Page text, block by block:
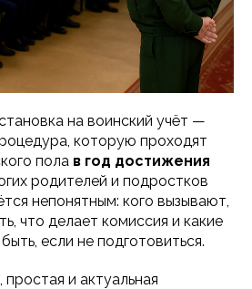
на воинский учёт —
которую проходят
пола в год достижения
родителей и подростков
непонятным: кого вызывают,
что делает комиссия и какие
если не подготовиться.
и актуальная